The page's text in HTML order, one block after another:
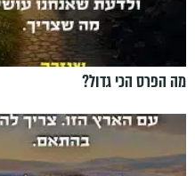
מה הפרס הכי גדול?